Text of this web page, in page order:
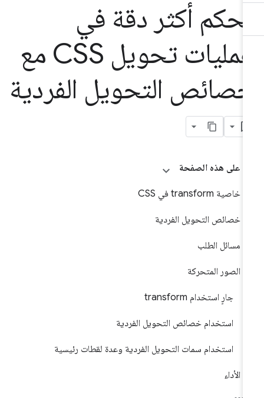
أكثر دقة في
عمليات تحويل CSS مع
التحويل الفردية
على هذه الصفحة
خاصية transform في CSS
خصائص التحويل الفردية
مسائل الطلب
الصور المتحركة
جارٍ استخدام transform
استخدام خصائص التحويل الفردية
استخدام سمات التحويل الفردية وعدة لقطات رئيسية
الأداء